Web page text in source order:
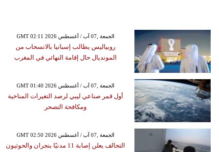
GMT 02:11 2026 الجمعة ,07 آب / أغسطس
روبياليس يطالب إسبانيا بالانسحاب من
المونديال حال إقامة النهائي في المغرب
GMT 01:40 2026 الجمعة ,07 آب / أغسطس
أول قمر صناعي ليبي لرصد التغيرات المناخية
ومكافحة التصحر
GMT 02:50 2026 الجمعة ,07 آب / أغسطس
التحالف يعلن إصابة 11 مدنيًا بنجران والحوثيون